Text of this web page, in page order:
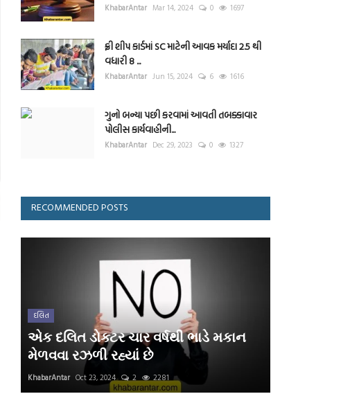
KhabarAntar Mar 14, 2024 0 1697
ફ્રી શીપ કાર્ડમાં SC માટેની આવક મર્યાદા 2.5 થી
વધારી 8 ...
KhabarAntar Jun 15, 2024 6 1616
ગુનો બન્યા પછી કરવામાં આવતી તબક્કાવાર
પોલીસ કાર્યવાહીની...
KhabarAntar Dec 29, 2023 0 1327
RECOMMENDED POSTS
દલિત
એક દલિત ડોક્ટર ચાર વર્ષથી ભાડે મકાન
મેળવવા રઝળી રહ્યાં છે
KhabarAntar Oct 23, 2024 2 2281